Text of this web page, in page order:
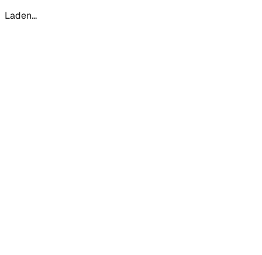
Laden...